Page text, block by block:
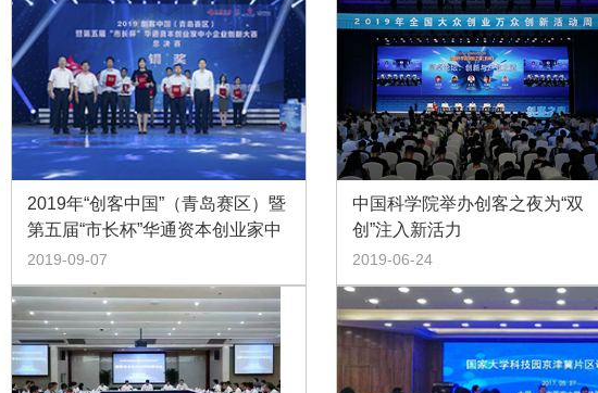
2019年“创客中国”（青岛赛区）暨
第五届“市长杯”华通资本创业家中
小企业创新大赛圆满收官
2019-09-07
中国科学院举办创客之夜为“双
创”注入新活力
2019-06-24